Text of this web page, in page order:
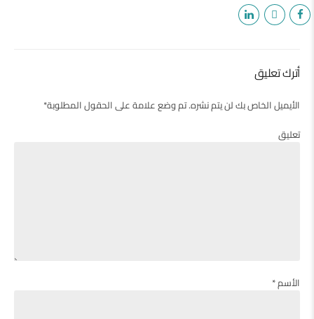
أترك تعليق
الأيميل الخاص بك لن يتم نشره. تم وضع علامة على الحقول المطلوبة*
تعليق
الأسم *